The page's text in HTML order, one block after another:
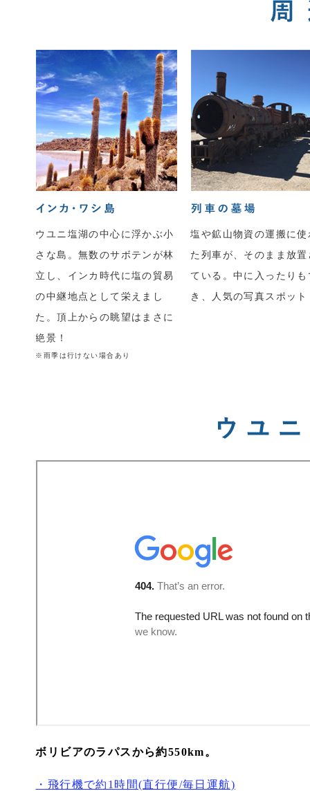
ウユニ塩湖の中心に浮かぶ小
さな島。無数のサボテンが林
立し、インカ時代に塩の貿易
の中継地点として栄えまし
た。頂上からの眺望はまさに
絶景！
※雨季は行けない場合あり
塩や鉱山物資の運搬に使
た列車が、そのまま放置
ている。中に入ったりも
き、人気の写真スポット
ボリビアのラパスから約550km。
・飛行機で約1時間(直行便/毎日運航)